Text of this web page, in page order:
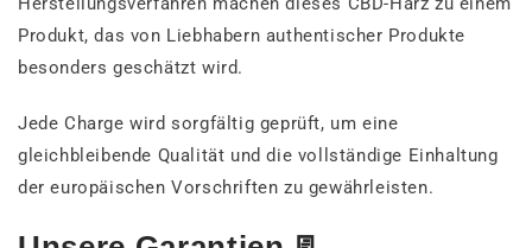
Produkt, das von Liebhabern authentischer Produkte
besonders geschätzt wird.
Jede Charge wird sorgfältig geprüft, um eine
gleichbleibende Qualität und die vollständige Einhaltung
der europäischen Vorschriften zu gewährleisten.